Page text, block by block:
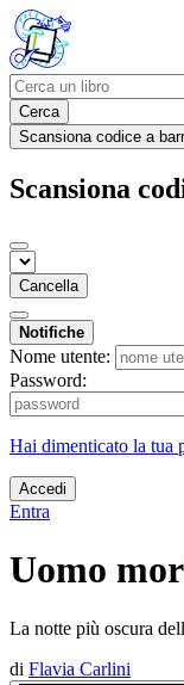
Cerca
Scansiona codice a
Scansiona
Cancella
Notifiche
Nome utente:
Password:
Hai dimenticato la tua
Accedi
Entra
Uomo
La notte più oscura
di Flavia Carlini